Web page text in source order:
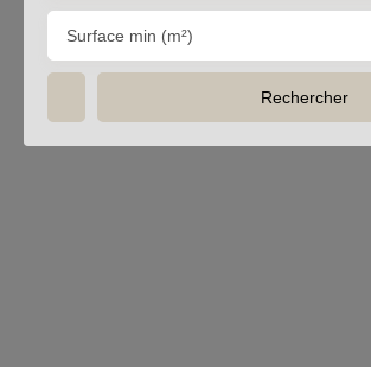
Surface min (m²)
Rechercher